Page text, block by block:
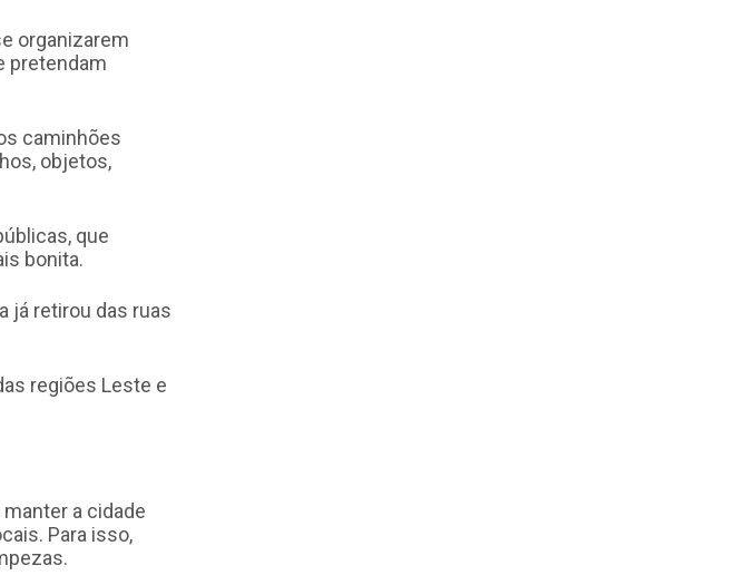
organizarem
pretendam
caminhões
objetos,
que
bonita.
já retirou das ruas
regiões Leste e
a cidade
Para isso,